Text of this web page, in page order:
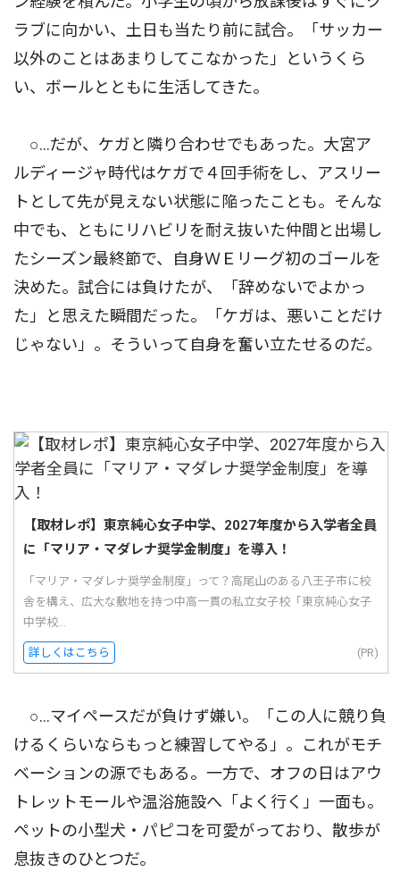
ラブに向かい、土日も当たり前に試合。「サッカー
以外のことはあまりしてこなかった」というくら
い、ボールとともに生活してきた。
○…だが、ケガと隣り合わせでもあった。大宮ア
ルディージャ時代はケガで４回手術をし、アスリー
トとして先が見えない状態に陥ったことも。そんな
中でも、ともにリハビリを耐え抜いた仲間と出場し
たシーズン最終節で、自身ＷＥリーグ初のゴールを
決めた。試合には負けたが、「辞めないでよかっ
た」と思えた瞬間だった。「ケガは、悪いことだけ
じゃない」。そういって自身を奮い立たせるのだ。
【取材レポ】東京純心女子中学、2027年度から入学者全員
に「マリア・マダレナ奨学金制度」を導入！
「マリア・マダレナ奨学金制度」って？高尾山のある八王子市に校
舎を構え、広大な敷地を持つ中高一貫の私立女子校「東京純心女子
中学校...
詳しくはこちら (PR)
○…マイペースだが負けず嫌い。「この人に競り負
けるくらいならもっと練習してやる」。これがモチ
ベーションの源でもある。一方で、オフの日はアウ
トレットモールや温浴施設へ「よく行く」一面も。
ペットの小型犬・パピコを可愛がっており、散歩が
息抜きのひとつだ。